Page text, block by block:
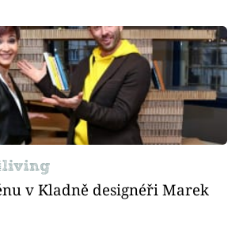
v Kladně designéři Marek